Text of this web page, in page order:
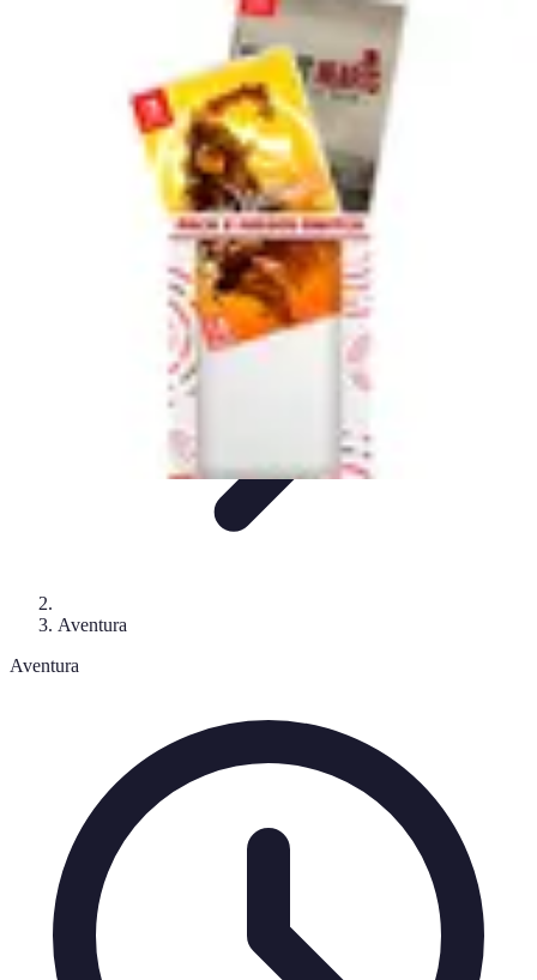
Cultura y Experiencias
Destinos de
Tecnología y Gadgets
Viajes y Aventuras
Aventura
Aventura